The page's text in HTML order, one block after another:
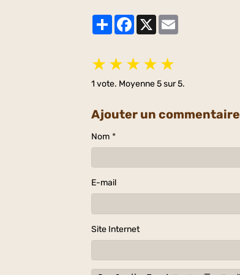
PartagerFacebook
X
★ ★ ★ ★ ★
1 vote. Moyenne5sur 5.
Ajouter un commentaire
Nom
E-mail
Site Internet